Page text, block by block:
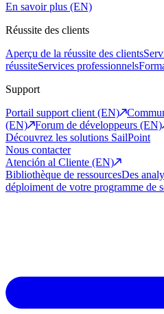
En savoir plus (EN)
Réussite des clients
Aperçu de la réussite des clients
réussiteServices professionnels
Support
Portail support client (EN)
(EN)
Forum de développeurs (EN)
Découvrez les solutions SailPoint
Nous contacter
Atención al Cliente (EN)
Bibliothèque de ressourcesDes
déploiment de votre programme de